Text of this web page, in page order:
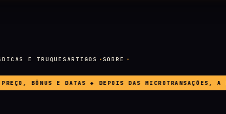
DICAS E TRUQUES ARTIGOS SOBRE
BÔNUS E DATAS ◆ DEPOIS DAS MICROTRANSAÇÕES,